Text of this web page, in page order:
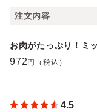
注文内容
お肉がたっぷり！ミ
972 円（税込）
4.5